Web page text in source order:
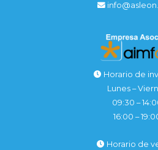
Horario de
Lunes –
09:30 –
16:00 –
Horario de